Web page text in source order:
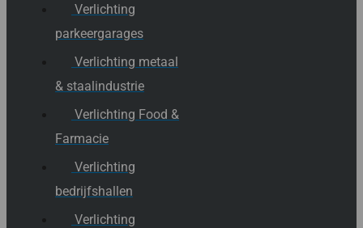
Verlichting
parkeergarages
Verlichting metaal
& staalindustrie
Verlichting Food &
Farmacie
Verlichting
bedrijfshallen
Verlichting